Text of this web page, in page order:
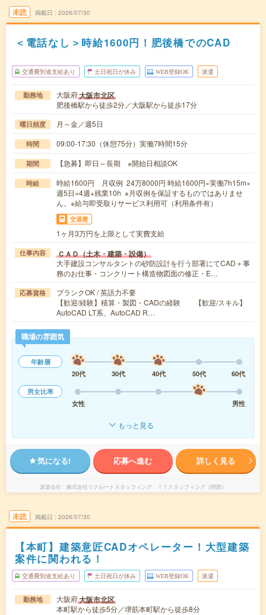
未読 掲載日 2026/07/30
＜電話なし＞時給1600円！肥後橋でのCAD
交通費別途支給あり 土日祝日が休み WEB登録OK 派遣
勤務地 大阪府大阪市北区
肥後橋駅から徒歩2分／大阪駅から徒歩17分
曜日頻度 月～金／週5日
時間 09:00-17:30（休憩75分）実働7時間15分
期間 【急募】即日～長期 ※開始日相談OK
時給
時給1600円 月収例 24万8000円 時給1600円×実働7h15m×
週5日×4週+残業10h ※月収例を保証するものではありませ
ん。※給与即受取りサービス利用可（利用条件有）
交通費
1ヶ月3万円を上限として実費支給
仕事内容 ＣＡＤ（土木・建築・設備）
大手建設コンサルタントの砂防設計を行う部署にてCAD＋事
務のお仕事・コンクリート構造物図面の修正・E…
応募資格
ブランクOK / 英語力不要
【歓迎/経験】積算・製図・CADの経験 【歓迎/スキル】
AutoCAD LT系、AutoCAD R…
職場の雰囲気
年齢層
20代
30代 40代 50代
60代
男女比率
女性
男性
もっと見る
気になる! 応募へ進む 詳しく見る
派遣会社 株式会社リクルートスタッフィング ＩＴスタッフィング（関西）
未読 掲載日 2026/07/30
【本町】建築意匠CADオペレーター！大型建築
案件に関われる！
交通費別途支給あり 土日祝日が休み WEB登録OK 派遣
勤務地 大阪府大阪市北区
本町駅から徒歩5分／堺筋本町駅から徒歩8分